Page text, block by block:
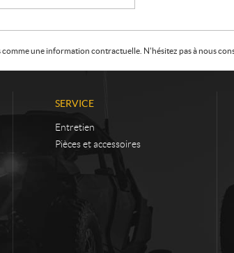
une information contractuelle. N'hésitez pas à nous
SERVICE
Entretien
Pièces et accessoires